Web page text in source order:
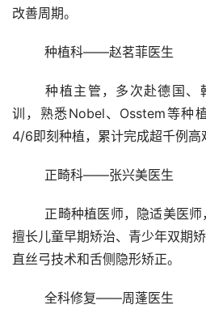
改善周期。
	种植科——赵茗菲医生
	种植主管，多次赴德国、韩国接受ITI、AIC技术培
训，熟悉Nobel、Osstem等种
4/6即刻种植，累计完成超千例高
	正畸科——张兴美医生
擅长儿童早期矫治、青少年双期
直丝弓技术和舌侧隐形矫正。
	全科修复——周蓬医生